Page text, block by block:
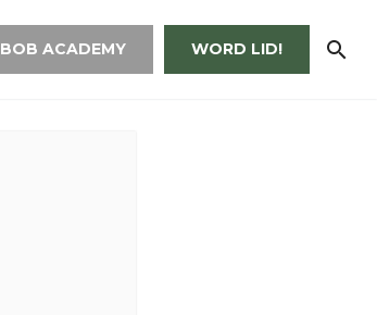
BOB ACADEMY WORD LID!